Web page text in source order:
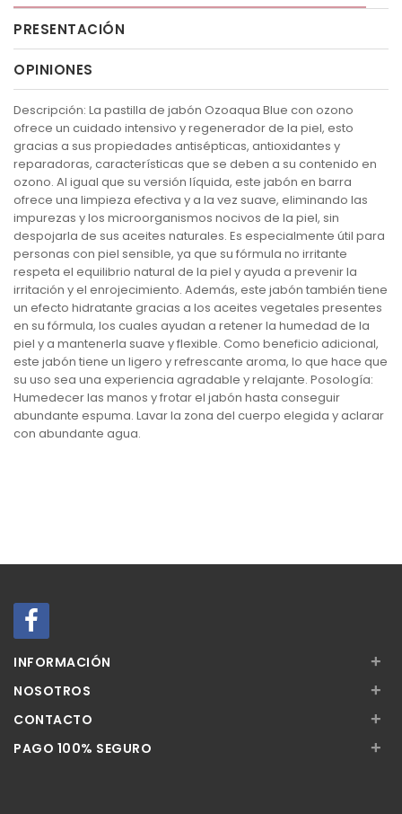
PRESENTACIÓN
OPINIONES
Descripción: La pastilla de jabón Ozoaqua Blue con ozono
ofrece un cuidado intensivo y regenerador de la piel, esto
gracias a sus propiedades antisépticas, antioxidantes y
reparadoras, características que se deben a su contenido en
ozono. Al igual que su versión líquida, este jabón en barra
ofrece una limpieza efectiva y a la vez suave, eliminando las
impurezas y los microorganismos nocivos de la piel, sin
despojarla de sus aceites naturales. Es especialmente útil para
personas con piel sensible, ya que su fórmula no irritante
respeta el equilibrio natural de la piel y ayuda a prevenir la
irritación y el enrojecimiento. Además, este jabón también tiene
un efecto hidratante gracias a los aceites vegetales presentes
en su fórmula, los cuales ayudan a retener la humedad de la
piel y a mantenerla suave y flexible. Como beneficio adicional,
este jabón tiene un ligero y refrescante aroma, lo que hace que
su uso sea una experiencia agradable y relajante. Posología:
Humedecer las manos y frotar el jabón hasta conseguir
abundante espuma. Lavar la zona del cuerpo elegida y aclarar
con abundante agua.
INFORMACIÓN +
NOSOTROS +
CONTACTO +
PAGO 100% SEGURO +